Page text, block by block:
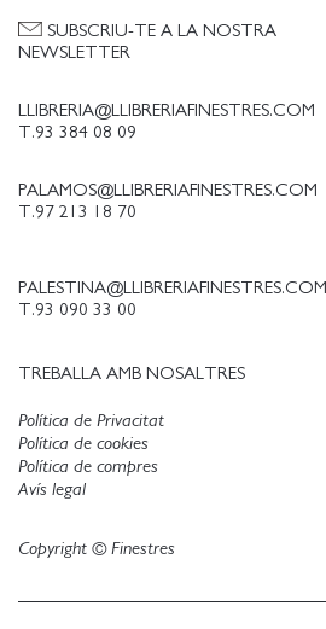
LLIBRERIA@LLIBRERIAFINESTRES.COM
T.93 384 08 09
PALAMOS@LLIBRERIAFINESTRES.COM
T.97 213 18 70
PALESTINA@LLIBRERIAFINESTRES.COM
T.93 090 33 00
TREBALLA AMB NOSALTRES
SUBSCRIU-TE A LA NOSTRA
NEWSLETTER
Política de Privacitat
Política de cookies
Avís legal
Política de compres
Copyright © Finestres